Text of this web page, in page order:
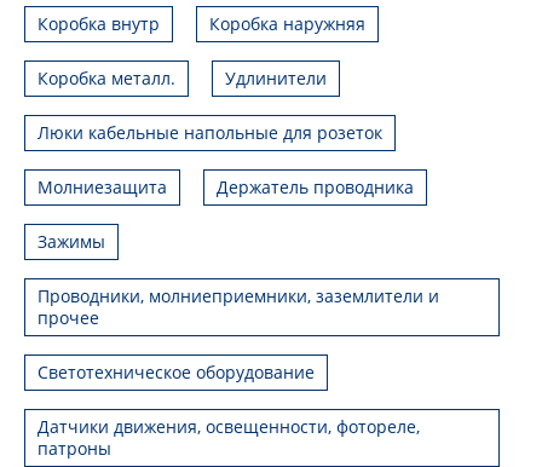
Коробка внутр Коробка наружняя
Коробка металл. Удлинители
Люки кабельные напольные для розеток
Молниезащита Держатель проводника
Зажимы
Проводники, молниеприемники, заземлители и
прочее
Светотехническое оборудование
Датчики движения, освещенности, фотореле,
патроны